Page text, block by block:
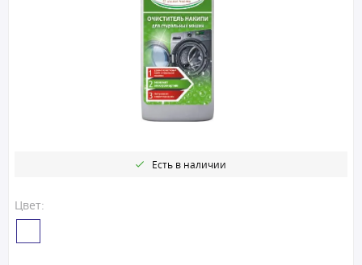
Цвет:
Есть в наличии